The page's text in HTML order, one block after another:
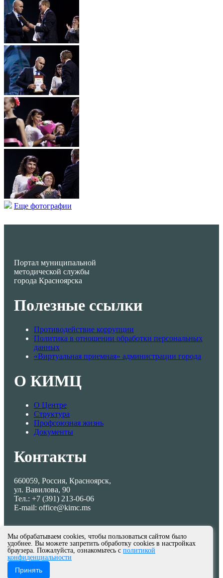
Еще фотографии
Портал муниципальной
методической службы
города Красноярска
Полезные ссылки
Противодействие коррупции
Политика в отношении обработки персональных
данных
«Виртуальная приемная» администрации города
О КИМЦ
О Центре
Структура
Профсоюзная жизнь
Документы
Контакты
660059, Россия, Красноярск,
ул. Вавилова, 90
Тел.: +7 (391) 213-06-06
E-mail: office@kimc.ms
© МКУ КИМЦ 2013-2026
Мы обрабатываем cookies, чтобы пользоваться сайтом было
удобнее. Вы можете запретить обработку cookies в настройках
браузера. Пожалуйста, ознакомьтесь с политикой
конфиденциальности
Принять